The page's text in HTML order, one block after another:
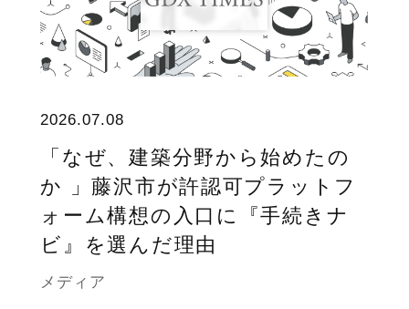
2026.07.08
「なぜ、建築分野から始めたの
か 」藤沢市が許認可プラットフ
ォーム構想の入口に『手続きナ
ビ』を選んだ理由
メディア